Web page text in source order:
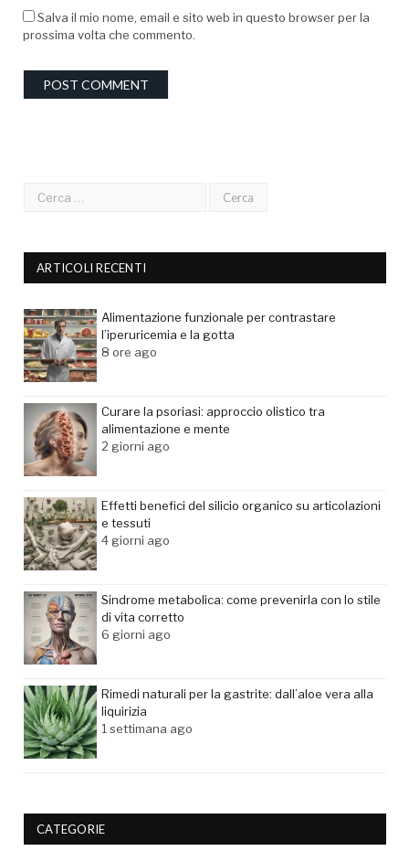
Salva il mio nome, email e sito web in questo browser per la
prossima volta che commento.
ARTICOLI RECENTI
Alimentazione funzionale per contrastare
l’iperuricemia e la gotta
8 ore ago
Curare la psoriasi: approccio olistico tra
alimentazione e mente
2 giorni ago
Effetti benefici del silicio organico su articolazioni
e tessuti
4 giorni ago
Sindrome metabolica: come prevenirla con lo stile
di vita corretto
6 giorni ago
Rimedi naturali per la gastrite: dall’aloe vera alla
liquirizia
1 settimana ago
CATEGORIE